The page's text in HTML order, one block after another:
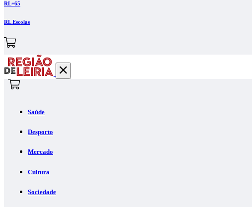
RL+65
RL Escolas
Saúde
Desporto
Mercado
Cultura
Sociedade